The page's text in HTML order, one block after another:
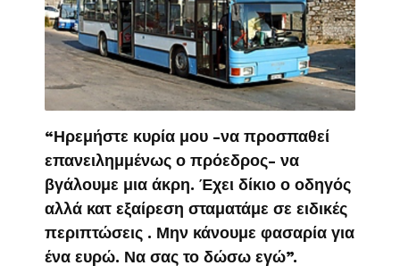
“Ηρεμήστε κυρία μου -να προσπαθεί
επανειλημμένως ο πρόεδρος- να
βγάλουμε μια άκρη. Έχει δίκιο ο οδηγός
αλλά κατ εξαίρεση σταματάμε σε ειδικές
περιπτώσεις . Μην κάνουμε φασαρία για
ένα ευρώ. Να σας το δώσω εγώ”.